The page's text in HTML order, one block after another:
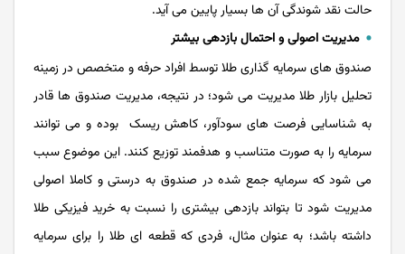
حالت نقد شوندگی آن ها بسیار پایین می آید.
مدیریت اصولی و احتمال بازدهی بیشتر
صندوق های سرمایه گذاری طلا توسط افراد حرفه و متخصص در زمینه
تحلیل بازار طلا مدیریت می شود؛ در نتیجه، مدیریت صندوق ها قادر
به شناسایی فرصت ‌های سودآور، کاهش ریسک‌ بوده و می توانند
سرمایه را به صورت متناسب و هدفمند توزیع ‌کنند. این موضوع سبب
می شود که سرمایه جمع شده در صندوق به درستی و کاملا اصولی
مدیریت شود تا بتواند بازدهی بیشتری را نسبت به خرید فیزیکی طلا
داشته باشد؛ به عنوان مثال، فردی که قطعه ای طلا را برای سرمایه